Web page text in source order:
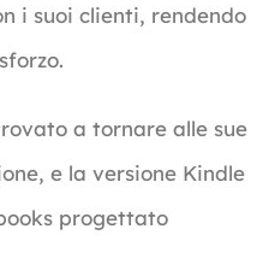
i suoi clienti, rendendo
a tornare alle sue
e la versione Kindle
progettato